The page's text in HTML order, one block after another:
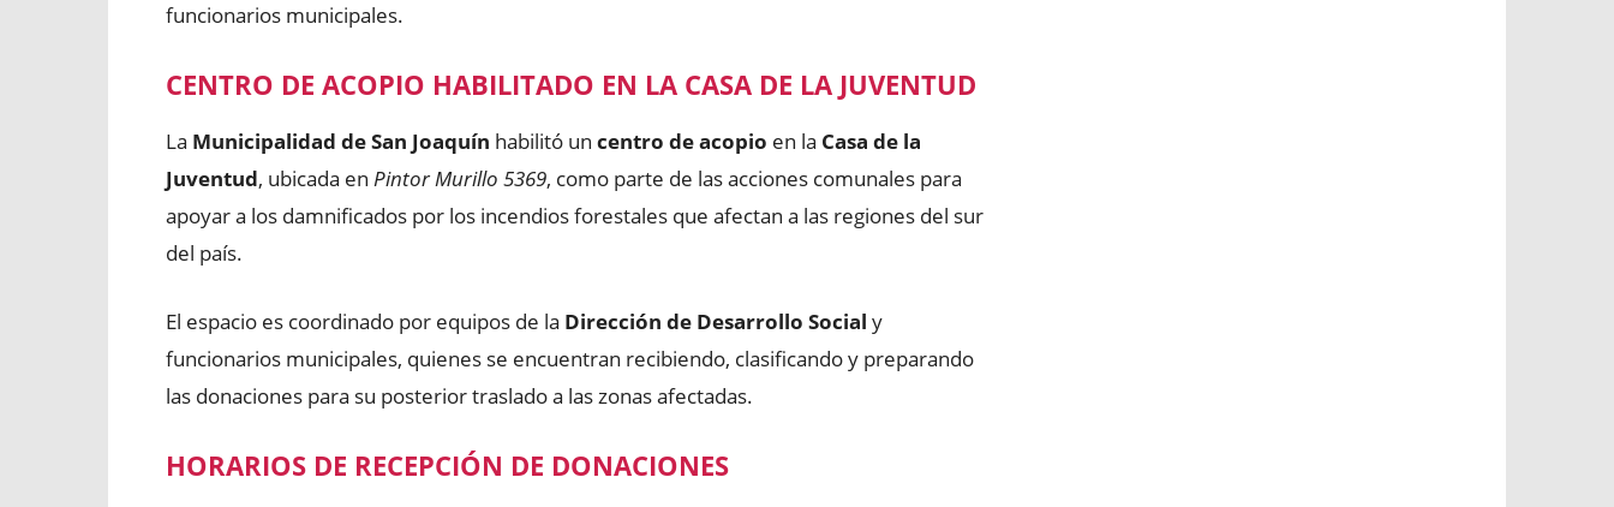
funcionarios municipales.
CENTRO DE ACOPIO HABILITADO EN LA CASA DE LA JUVENTUD
La Municipalidad de San Joaquín habilitó un centro de acopio en la Casa de la
Juventud, ubicada en Pintor Murillo 5369, como parte de las acciones comunales para
apoyar a los damnificados por los incendios forestales que afectan a las regiones del sur
del país.
El espacio es coordinado por equipos de la Dirección de Desarrollo Social y
funcionarios municipales, quienes se encuentran recibiendo, clasificando y preparando
las donaciones para su posterior traslado a las zonas afectadas.
HORARIOS DE RECEPCIÓN DE DONACIONES